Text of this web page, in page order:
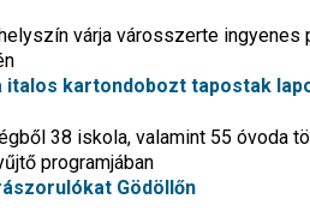
várja városszerte
italos kartondobozt tapostak
38 iskola, valamint 55 óvoda
programjában
Gödöllőn